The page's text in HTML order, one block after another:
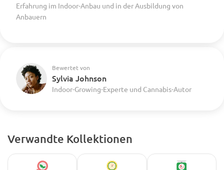
Erfahrung im Indoor-Anbau und in der Ausbildung von
Anbauern
Bewertet von
Sylvia Johnson
Indoor-Growing-Experte und Cannabis-Autor
Verwandte Kollektionen